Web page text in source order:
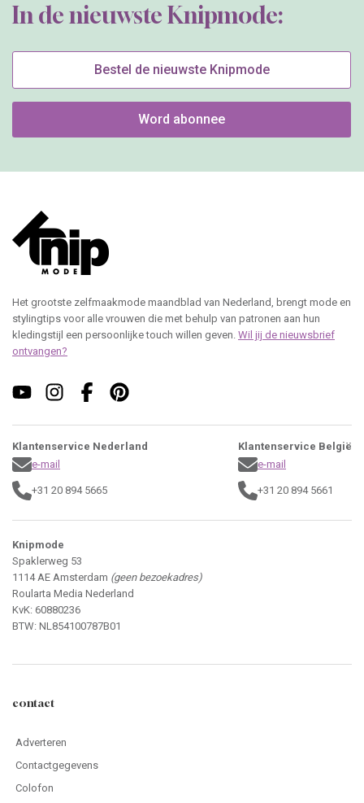
In de nieuwste Knipmode:
Bestel de nieuwste Knipmode
Word abonnee
Het grootste zelfmaakmode maandblad van Nederland, brengt mode en
stylingtips voor alle vrouwen die met behulp van patronen aan hun
kledingstijl een persoonlijke touch willen geven. Wil jij de nieuwsbrief
ontvangen?
Klantenservice Nederland
e-mail
+31 20 894 5665
Klantenservice België
e-mail
+31 20 894 5661
Knipmode
Spaklerweg 53
1114 AE Amsterdam (geen bezoekadres)
Roularta Media Nederland
KvK: 60880236
BTW: NL854100787B01
contact
Adverteren
Contactgegevens
Colofon